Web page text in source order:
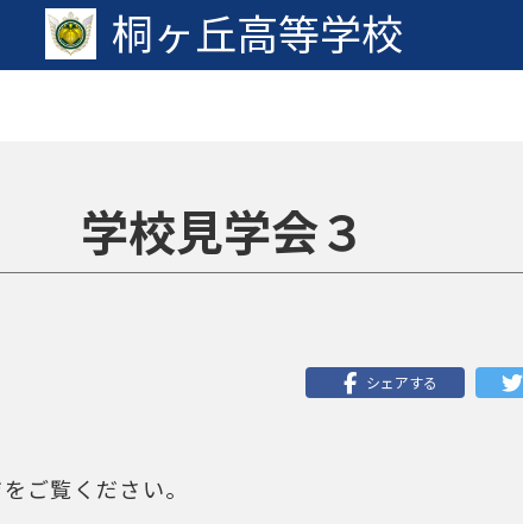
桐ヶ丘高等学校
学校見学会３
シェアする
ご覧ください。